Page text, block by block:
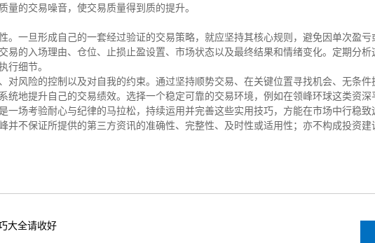
的交易噪音，使交易质量得到质的提升。
。一旦形成自己的一套经过验证的交易策略，就应坚持其核心规则，避免因单次盈亏
易的入场理由、仓位、止损止盈设置、市场状态以及最终结果和情绪变化。定期分析
行细节。
对风险的控制以及对自我的约束。通过坚持顺势交易、在关键位置寻找机会、无条
统地提升自己的交易绩效。选择一个稳定可靠的交易环境，例如在领峰环球这类资
场考验耐心与纪律的马拉松，持续运用并完善这些实用技巧，方能在市场中行稳致
不保证所提供的第三方资讯的准确性、完整性、及时性或适用性；亦不构成投资建
大全请收好